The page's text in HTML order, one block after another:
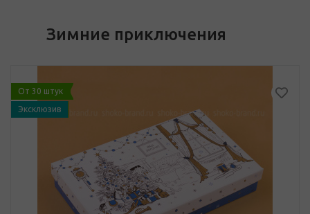
Зимние приключения
От 30 штук
Эксклюзив